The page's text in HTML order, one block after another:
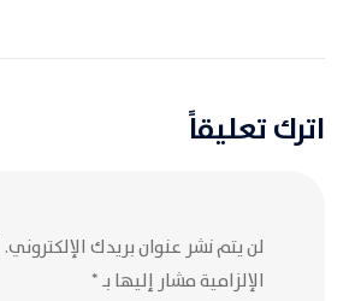
اترك تعليقاً
لن يتم نشر عنوان بريدك الإلكتروني.
الإلزامية مشار إليها بـ*